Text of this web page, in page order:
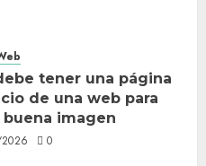
tener una página
de una web para
imagen
0